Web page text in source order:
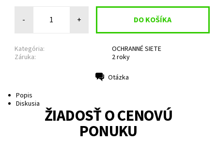
- +
Kategória:
OCHRANNÉ SIETE
Záruka:
2 roky
Otázka
Popis
Diskusia
ŽIADOSŤ O CENOVÚ
PONUKU